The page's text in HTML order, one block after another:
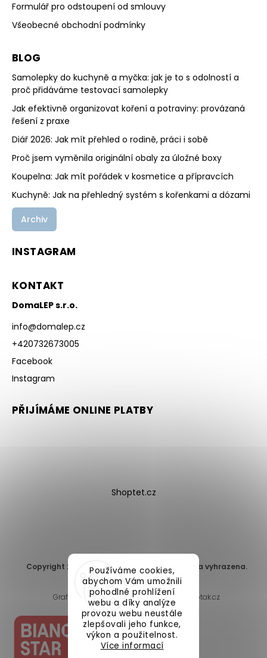
Používáme cookies,
abychom Vám umožnili
pohodlné prohlížení
webu a díky analýze
provozu webu neustále
zlepšovali jeho funkce,
výkon a použitelnost.
Více informací
Formulář pro odstoupení od smlouvy
Všeobecné obchodní podmínky
BLOG
Samolepky do kuchyně a myčka: jak je to s odolností a
proč přidáváme testovací samolepky
Jak efektivně organizovat koření a potraviny: provázaná
řešení z praxe
Diář 2026: Jak mít přehled o rodině, práci i sobě
Proč jsem vyměnila originální obaly za úložné boxy
Koupelna: Jak mít pořádek v kosmetice a přípravcích
Kuchyně: Jak na přehledný systém s kořenkami a dózami
Archiv
INSTAGRAM
KONTAKT
DomaLEP s.r.o.
info@domalep.cz
+420732673005
Facebook
Instagram
PŘIJÍMÁME ONLINE PLATBY
Shoptet.cz
Copyright 2026 DomaLEP s.r.o. . Všechna práva vyhrazena.
Upravit nastavení cookies
Grafický návrh vytvořil a nakódoval
Shoptak.cz